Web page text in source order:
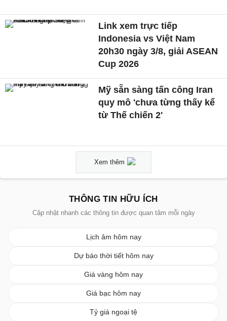
Link xem trực tiếp
Indonesia vs Việt Nam
20h30 ngày 3/8, giải ASEAN
Cup 2026
Mỹ sẵn sàng tấn công Iran
quy mô 'chưa từng thấy kể
từ Thế chiến 2'
Xem thêm
THÔNG TIN HỮU ÍCH
Cập nhật nhanh các thông tin được quan tâm mỗi ngày
Lịch âm hôm nay
Dự báo thời tiết hôm nay
Giá vàng hôm nay
Giá bạc hôm nay
Tỷ giá ngoại tệ